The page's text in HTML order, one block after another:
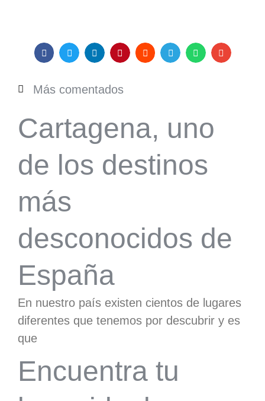
Más comentados
Cartagena, uno
de los destinos
más
desconocidos de
España
En nuestro país existen cientos de lugares
diferentes que tenemos por descubrir y es
que
Encuentra tu